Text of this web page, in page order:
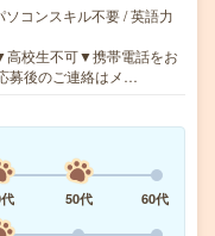
コンスキル不要 / 英語力
校生不可▼携帯電話をお
募後のご連絡はメ…
50代
60代